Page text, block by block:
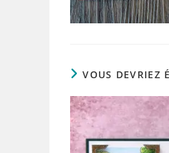
VOUS DEVRIEZ